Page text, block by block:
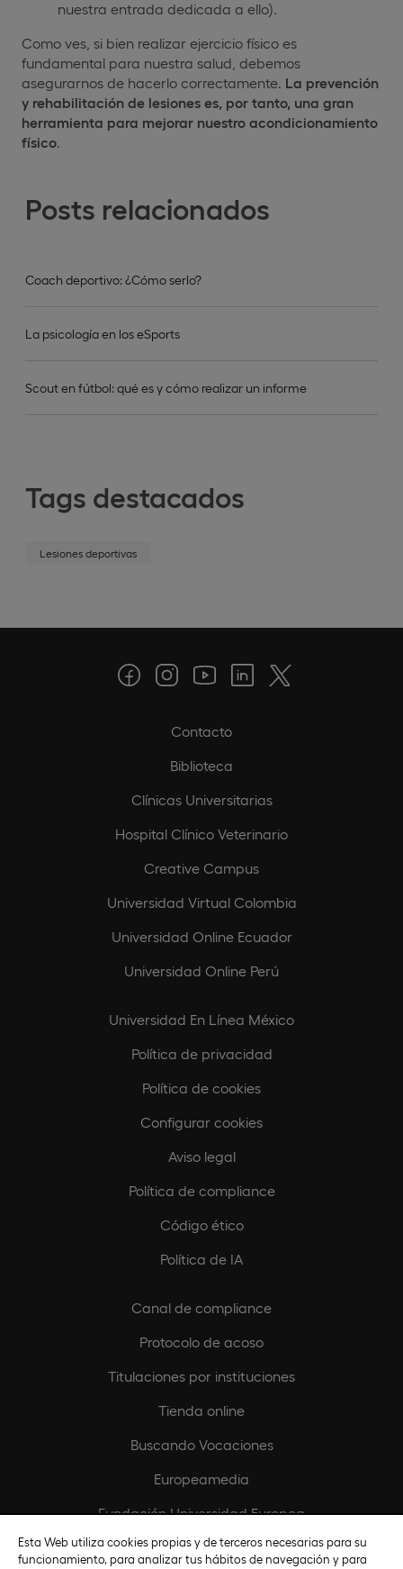
Posts relacionados
Coach deportivo: ¿Cómo serlo?
La psicología en los eSports
Scout en fútbol: qué es y cómo realizar un informe
Tags destacados
Lesiones deportivas
nuestra entrada dedicada a ello).
Como ves, si bien realizar ejercicio físico es
fundamental para nuestra salud, debemos
asegurarnos de hacerlo correctamente. La prevención
y rehabilitación de lesiones es, por tanto, una gran
herramienta para mejorar nuestro acondicionamiento
físico
Contacto
Biblioteca
Clínicas Universitarias
Hospital Clínico Veterinario
Creative Campus
Universidad Virtual Colombia
Universidad Online Ecuador
Universidad Online Perú
Universidad En Línea México
Política de privacidad
Política de cookies
Configurar cookies
Aviso legal
Política de compliance
Código ético
Política de IA
Canal de compliance
Protocolo de acoso
Titulaciones por instituciones
Tienda online
Buscando Vocaciones
Europeamedia
Fundación Universidad Europea
Únete al equipo
Esta Web utiliza cookies propias y de terceros necesarias para su
funcionamiento, para analizar tus hábitos de navegación y para